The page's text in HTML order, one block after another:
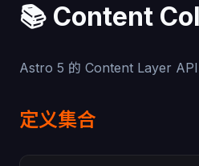
📚 Content
Astro 5 的 Content Layer API
定义集合